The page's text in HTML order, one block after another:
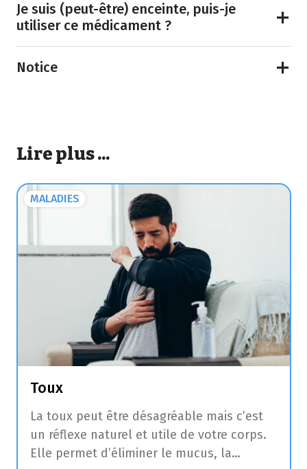
Je suis (peut-être) enceinte, puis-je
utiliser ce médicament ?
Notice
Lire plus ...
MALADIES
Toux
La toux peut être désagréable mais c’est
un réflexe naturel et utile de votre corps.
Elle permet d’éliminer le mucus, la